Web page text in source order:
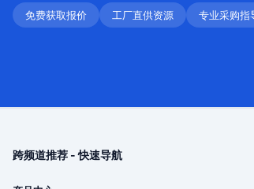
免费获取报价 工厂直供资源 专业采购指
跨频道推荐 - 快速导航